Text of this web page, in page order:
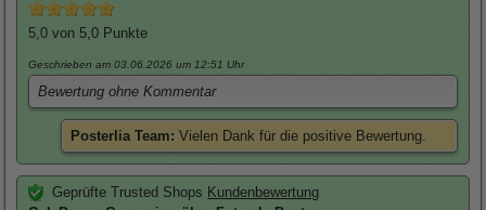
5,0 von 5,0 Punkte
Geschrieben am 03.06.2026 um 12:51 Uhr
Bewertung ohne Kommentar
Posterlia Team: Vielen Dank für die positive Bewertung.
Geprüfte Trusted Shops Kundenbewertung